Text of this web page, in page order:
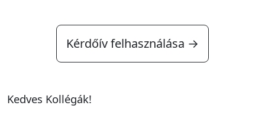
Kérdőív felhasználása →
Kedves Kollégák!